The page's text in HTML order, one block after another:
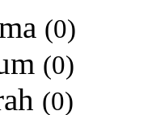
(0)
(0)
(0)